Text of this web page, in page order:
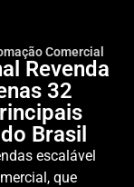
Comercial
Revenda
32
Brasil
escalável
que